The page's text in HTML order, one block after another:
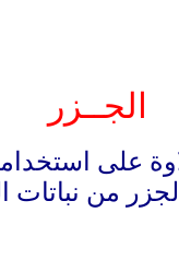
الجــزر
على
من نباتات